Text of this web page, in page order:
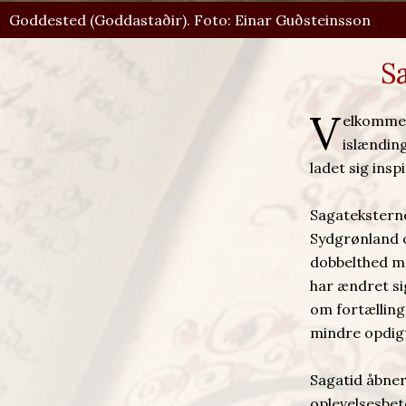
Goddested (Goddastaðir). Foto: Einar Guðsteinsson
V
ladet sig
Sydgrønland
dobbelthed
har ændret
om
mindre
Sagatid